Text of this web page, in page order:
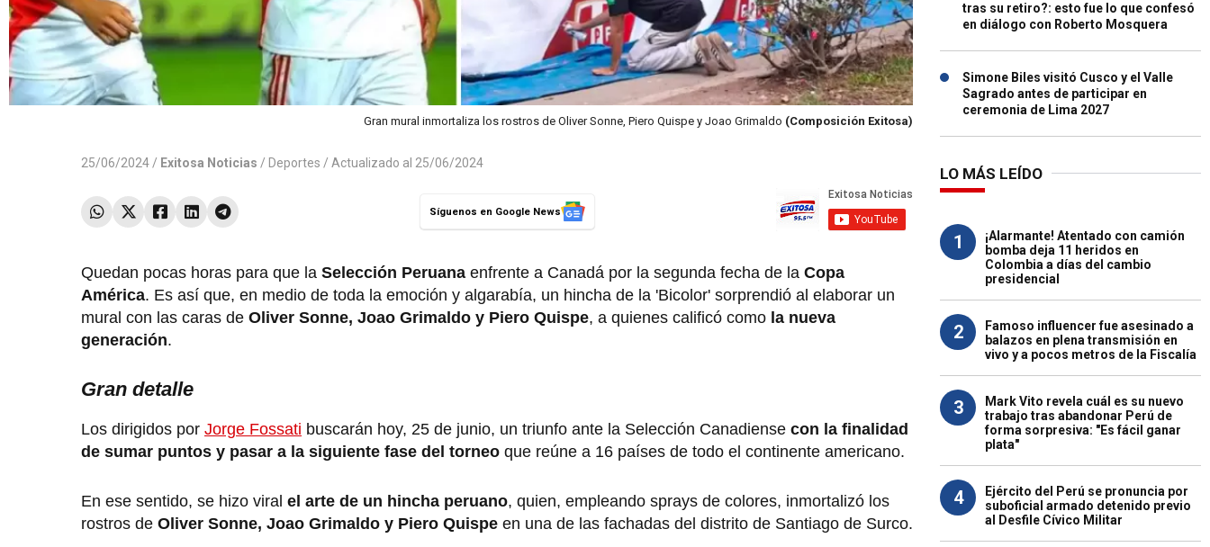
Gran mural inmortaliza los rostros de Oliver Sonne, Piero Quispe y Joao Grimaldo (Composición Exitosa)
25/06/2024 / Exitosa Noticias / Deportes / Actualizado al 25/06/2024
Síguenos en Google News
Quedan pocas horas para que la Selección Peruana enfrente a Canadá por la segunda fecha de la Copa
América. Es así que, en medio de toda la emoción y algarabía, un hincha de la 'Bicolor' sorprendió al elaborar un
mural con las caras de Oliver Sonne, Joao Grimaldo y Piero Quispe, a quienes calificó como la nueva
generación.
Gran detalle
Los dirigidos por Jorge Fossati buscarán hoy, 25 de junio, un triunfo ante la Selección Canadiense con la finalidad
de sumar puntos y pasar a la siguiente fase del torneo que reúne a 16 países de todo el continente americano.
En ese sentido, se hizo viral el arte de un hincha peruano, quien, empleando sprays de colores, inmortalizó los
rostros de Oliver Sonne, Joao Grimaldo y Piero Quispe en una de las fachadas del distrito de Santiago de Surco.
tras su retiro?: esto fue lo que confesó
en diálogo con Roberto Mosquera
Simone Biles visitó Cusco y el Valle
Sagrado antes de participar en
ceremonia de Lima 2027
LO MÁS LEÍDO
1
¡Alarmante! Atentado con camión
bomba deja 11 heridos en
Colombia a días del cambio
presidencial
2
Famoso influencer fue asesinado a
balazos en plena transmisión en
vivo y a pocos metros de la Fiscalía
3
Mark Vito revela cuál es su nuevo
trabajo tras abandonar Perú de
forma sorpresiva: "Es fácil ganar
plata"
4
Ejército del Perú se pronuncia por
suboficial armado detenido previo
al Desfile Cívico Militar